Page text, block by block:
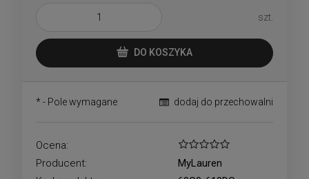
szt.
DO KOSZYKA
dodaj do przechowalni
* - Pole wymagane
Ocena:
Producent:
MyLauren